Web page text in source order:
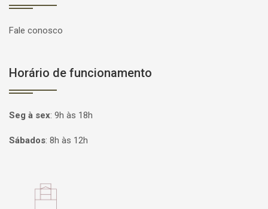
Fale conosco
Horário de funcionamento
Seg à sex: 9h às 18h
Sábados: 8h às 12h